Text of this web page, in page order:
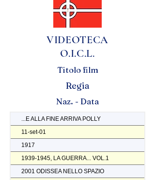
VIDEOTECA
O.I.C.L.
Titolo film
Regia
Naz. - Data
...E ALLA FINE ARRIVA POLLY
11-set-01
1917
1939-1945, LA GUERRA... VOL.1
2001 ODISSEA NELLO SPAZIO